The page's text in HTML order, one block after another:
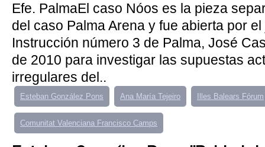
Efe. PalmaEl caso Nóos es la pieza
del caso Palma Arena y fue abierta por
Instrucción número 3 de Palma, José
de 2010 para investigar las supuestas
irregulares del..
Esteban González Pons Ana María Tejeiro Illes Balears Fórum
Comunitat Valenciana Francisco Camps